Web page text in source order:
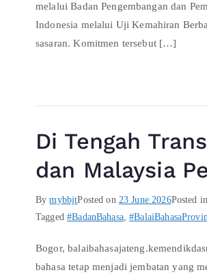
melalui Badan Pengembangan dan
Indonesia melalui Uji Kemahiran
sasaran. Komitmen tersebut […]
Di Tengah
dan Malaysia
BymybbjtPosted on 23 June 2026Posted
Tagged#BadanBahasa,
Bogor,
bahasa tetap menjadi jembatan yang